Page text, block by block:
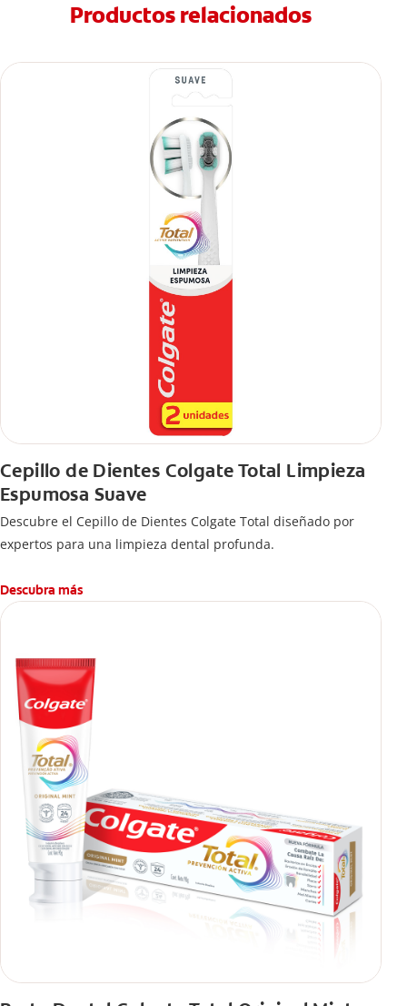
Productos relacionados
Cepillo de Dientes Colgate Total Limpieza
Espumosa Suave
Descubre el Cepillo de Dientes Colgate Total diseñado por
expertos para una limpieza dental profunda.
Descubra más